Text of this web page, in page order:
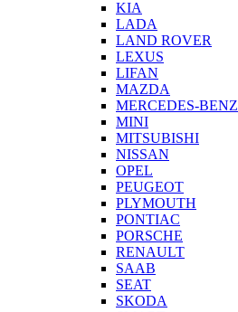
KIA
LADA
LAND ROVER
LEXUS
LIFAN
MAZDA
MERCEDES-BENZ
MINI
MITSUBISHI
NISSAN
OPEL
PEUGEOT
PLYMOUTH
PONTIAC
PORSCHE
RENAULT
SAAB
SEAT
SKODA